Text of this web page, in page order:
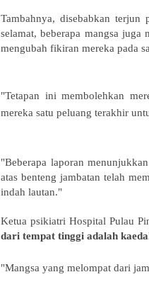
Tambahnya, disebabkan
selamat, beberapa mangsa
mengubah fikiran mereka pada
"Tetapan ini membolehkan
mereka satu peluang terakhir
"Beberapa laporan
atas benteng jambatan telah
indah lautan."
Ketua psikiatri Hospital Pulau
dari tempat tinggi adalah
"Mangsa yang melompat dari